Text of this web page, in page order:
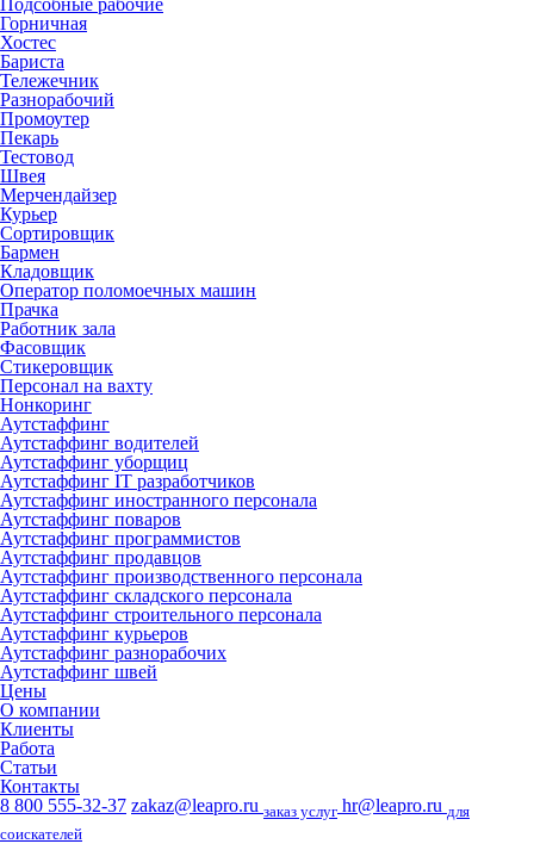
Горничная
Хостес
Бариста
Тележечник
Разнорабочий
Промоутер
Пекарь
Тестовод
Швея
Мерчендайзер
Курьер
Сортировщик
Бармен
Кладовщик
Оператор поломоечных машин
Прачка
Работник зала
Фасовщик
Стикеровщик
Персонал на вахту
Нонкоринг
Аутстаффинг
Аутстаффинг водителей
Аутстаффинг уборщиц
Аутстаффинг IT разработчиков
Аутстаффинг иностранного персонала
Аутстаффинг поваров
Аутстаффинг программистов
Аутстаффинг продавцов
Аутстаффинг производственного персонала
Аутстаффинг складского персонала
Аутстаффинг строительного персонала
Аутстаффинг курьеров
Аутстаффинг разнорабочих
Аутстаффинг швей
Цены
О компании
Клиенты
Работа
Статьи
Контакты
8 800 555-32-37 zakaz@leapro.ru заказ услуг hr@leapro.ru для
соискателей